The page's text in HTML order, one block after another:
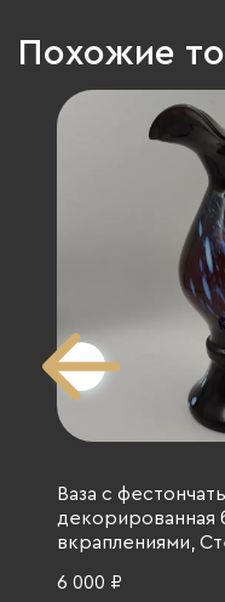
Похожие
Ваза с
декорированная
вкраплениями,
цветной крошки,
6 000 ₽